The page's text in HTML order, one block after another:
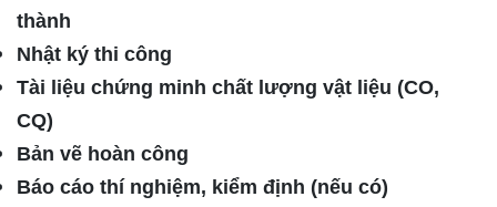
thành
Nhật ký thi công
Tài liệu chứng minh chất lượng vật liệu (CO,
CQ)
Bản vẽ hoàn công
Báo cáo thí nghiệm, kiểm định (nếu có)